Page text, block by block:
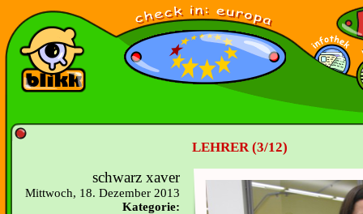
LEHRER (3/12)
schwarz xaver
Mittwoch, 18. Dezember 2013
Kategorie: